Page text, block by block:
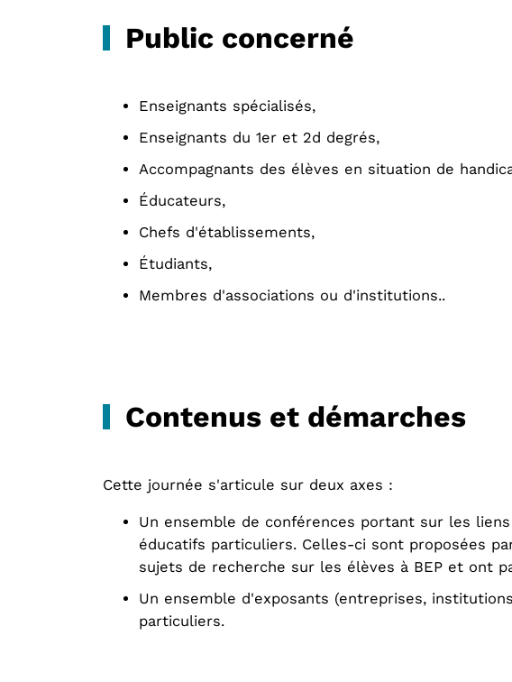
Public concerné
Enseignants spécialisés,
Enseignants du 1er et 2d degrés,
Accompagnants des élèves en situation de
Éducateurs,
Chefs d'établissements,
Étudiants,
Membres d'associations ou d'institutions..
Contenus et démarches
Cette journée s'articule sur deux axes :
Un ensemble de conférences portant sur les
éducatifs particuliers. Celles-ci sont proposées
sujets de recherche sur les élèves à BEP et ont
Un ensemble d'exposants (entreprises,
particuliers.